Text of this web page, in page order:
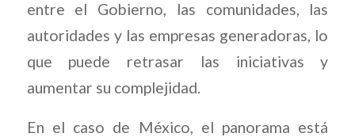
entre el Gobierno, las comunidades, las
autoridades y las empresas generadoras, lo
que puede retrasar las iniciativas y
aumentar su complejidad.
En el caso de México, el panorama está